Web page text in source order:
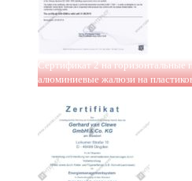
Сертификат 2 на горизонтальные
алюминиевые жалюзи на